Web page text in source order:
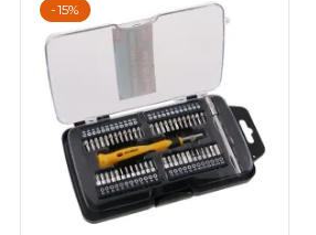
-15%